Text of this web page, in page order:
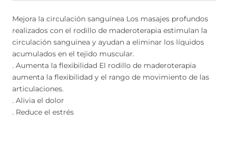
Mejora la circulación sanguínea Los masajes profundos
realizados con el rodillo de maderoterapia estimulan la
circulación sanguínea y ayudan a eliminar los líquidos
acumulados en el tejido muscular.
. Aumenta la flexibilidad El rodillo de maderoterapia
aumenta la flexibilidad y el rango de movimiento de las
articulaciones.
. Alivia el dolor
. Reduce el estrés